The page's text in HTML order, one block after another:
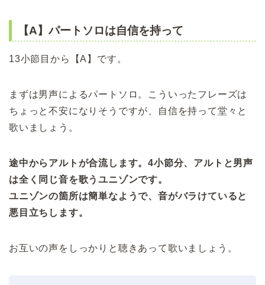
【A】パートソロは自信を持って
13小節目から【A】です。
まずは男声によるパートソロ。こういったフレーズは
ちょっと不安になりそうですが、自信を持って堂々と
歌いましょう。
途中からアルトが合流します。4小節分、アルトと男声
は全く同じ音を歌うユニゾンです。
ユニゾンの箇所は簡単なようで、音がバラけていると
悪目立ちします。
お互いの声をしっかりと聴きあって歌いましょう。